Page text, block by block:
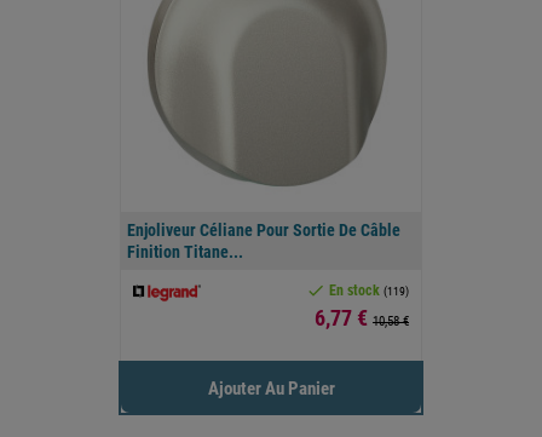
Enjoliveur Céliane Pour Sortie De Câble
Finition Titane...
 En stock (119)
Prix
6,77 € 10,58 €
Ajouter Au Panier